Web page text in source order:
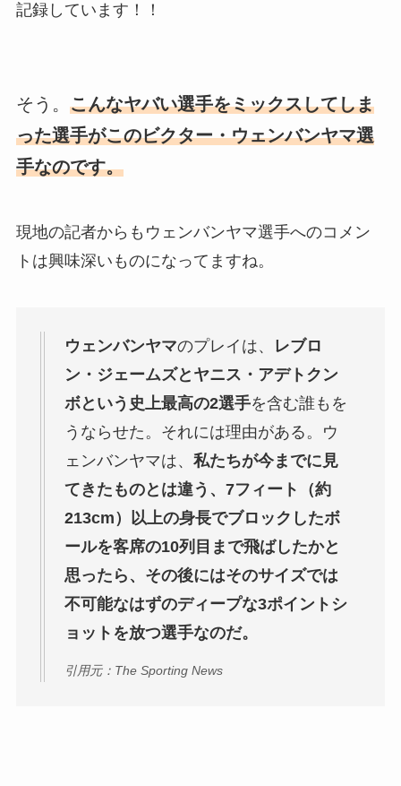
記録しています！！
そう。 こんなヤバい選手をミックスしてしま
った選手がこのビクター・ウェンバンヤマ選
手なのです。
現地の記者からもウェンバンヤマ選手へのコメン
トは興味深いものになってますね。
ウェンバンヤマのプレイは、
レブロ
ン・ジェームズとヤニス・アデトクン
ボという史上最高の2選手を含む誰もを
うならせた。それには理由がある。ウ
ェンバンヤマは、 私たちが今までに見
てきたものとは違う、7フィート（約
213cm）以上の身長でブロックしたボ
ールを客席の10列目まで飛ばしたかと
思ったら、その後にはそのサイズでは
不可能なはずのディープな3ポイントシ
ョットを放つ選手なのだ。
引用元：The Sporting News